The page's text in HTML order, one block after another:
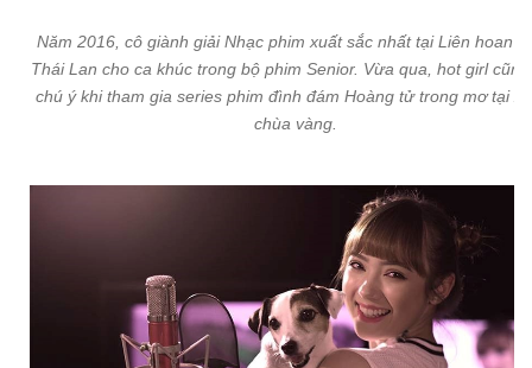
Năm 2016, cô giành giải Nhạc phim xuất sắc nhất tại Liên hoan
Thái Lan cho ca khúc trong bộ phim Senior. Vừa qua, hot girl
chú ý khi tham gia series phim đình đám Hoàng tử trong mơ tại
chùa vàng.